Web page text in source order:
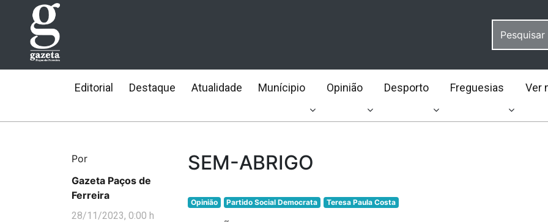
Editorial Destaque Atualidade Munícipio Opinião Desporto Freguesias Ver
Por
Gazeta Paços de
Ferreira
28/11/2023, 0:00 h
SEM-ABRIGO
Opinião Partido Social Democrata Teresa Paula Costa